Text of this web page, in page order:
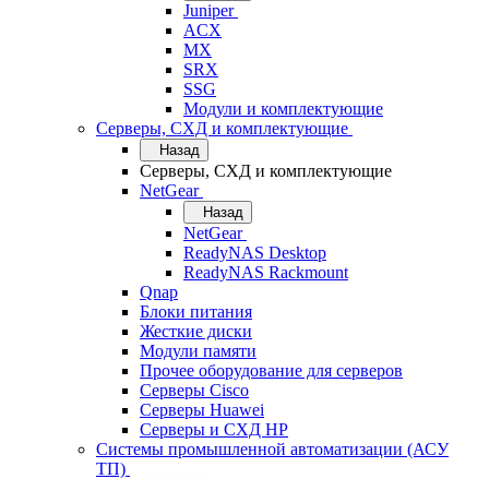
Juniper
ACX
MX
SRX
SSG
Модули и комплектующие
Серверы, СХД и комплектующие
Назад
Серверы, СХД и комплектующие
NetGear
Назад
NetGear
ReadyNAS Desktop
ReadyNAS Rackmount
Qnap
Блоки питания
Жесткие диски
Модули памяти
Прочее оборудование для серверов
Серверы Cisco
Серверы Huawei
Серверы и СХД HP
Системы промышленной автоматизации (АСУ
ТП)